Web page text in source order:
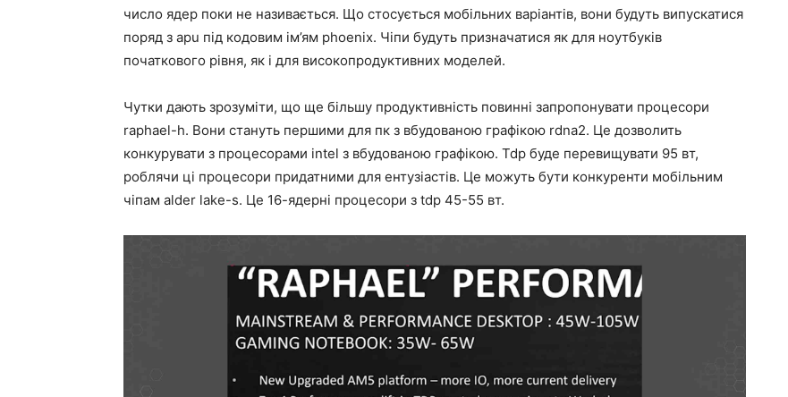
число ядер поки не називається. Що стосується мобільних варіантів, вони будуть випускатися
поряд з apu під кодовим ім’ям phoenix. Чіпи будуть призначатися як для ноутбуків
початкового рівня, як і для високопродуктивних моделей.
Чутки дають зрозуміти, що ще більшу продуктивність повинні запропонувати процесори
raphael-h. Вони стануть першими для пк з вбудованою графікою rdna2. Це дозволить
конкурувати з процесорами intel з вбудованою графікою. Tdp буде перевищувати 95 вт,
роблячи ці процесори придатними для ентузіастів. Це можуть бути конкуренти мобільним
чіпам alder lake-s. Це 16-ядерні процесори з tdp 45-55 вт.